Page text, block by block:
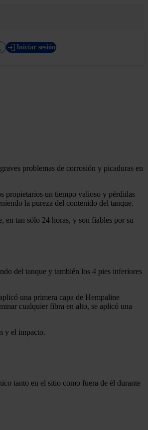
Iniciar sesión
problemas de corrosión y picaduras en
propietarios un tiempo valioso y pérdidas
la pureza del contenido del tanque.
en tan sólo 24 horas, y son fiables por su
del tanque y también los 4 pies inferiores
una primera capa de Hempaline
cualquier fibra en alto, se aplicó una
y el impacto.
tanto en el sitio como fuera de él durante